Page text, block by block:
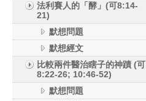
法利賽人的「酵」(可8:14-
21)
默想問題
默想經文
比較兩件醫治瞎子的神蹟 (可
8:22-26; 10:46-52)
默想問題